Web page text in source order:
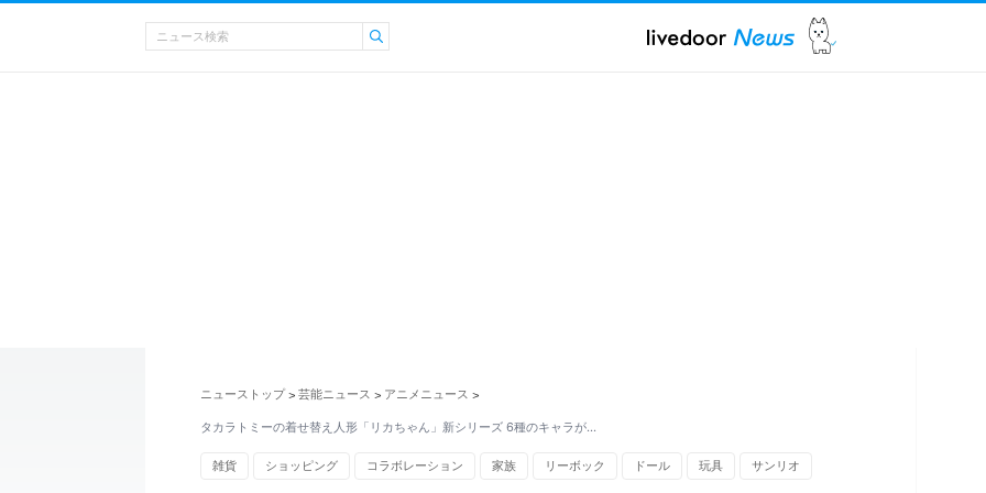
ニューストップ > 芸能ニュース > アニメニュース >
タカラトミーの着せ替え人形「リカちゃん」新シリーズ 6種のキャラが…
雑貨 ショッピング コラボレーション 家族 リーボック ドール 玩具 サンリオ